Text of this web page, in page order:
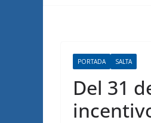
PORTADA SALTA
Del 31